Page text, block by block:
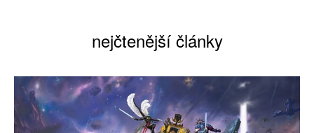
nejčtenější články